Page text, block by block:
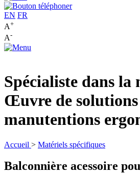
EN FR
A+
A-
Spécialiste dans la
Œuvre de solutions
manutentions
Accueil > Matériels spécifiques
Balconnière acessoire